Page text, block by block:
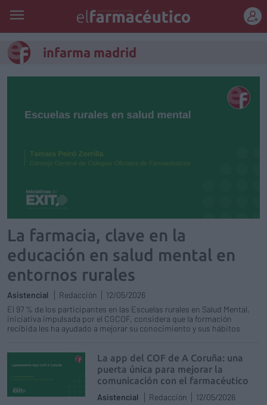
infarma madrid
La farmacia, clave en la
educación en salud mental en
entornos rurales
Asistencial Redacción
12/05/2026
El 97 % de los participantes en las Escuelas rurales en Salud Mental,
iniciativa impulsada por el CGCOF, considera que la formación
recibida les ha ayudado a mejorar su conocimiento y sus hábitos
La app del COF de A Coruña: una
puerta única para mejorar la
comunicación con el farmacéutico
Asistencial Redacción
12/05/2026